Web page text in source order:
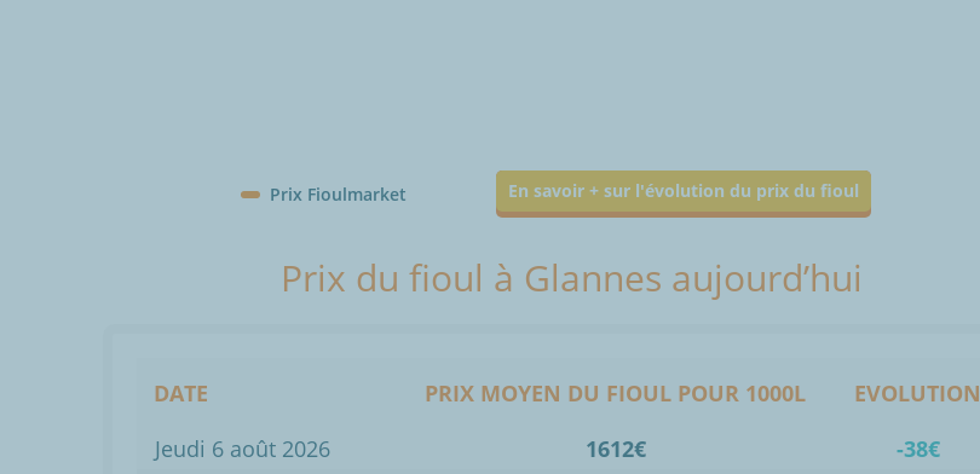
Prix Fioulmarket En savoir + sur l'évolution du prix du fioul
Prix du fioul à Glannes aujourd’hui
DATE PRIX MOYEN DU FIOUL POUR 1000L
EVOLUTION
Jeudi 6 août 2026
1612€
-38€